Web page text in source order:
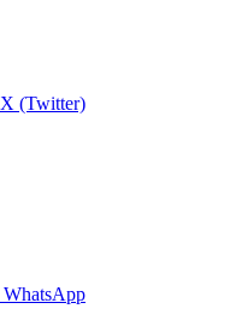
X (Twitter)
WhatsApp